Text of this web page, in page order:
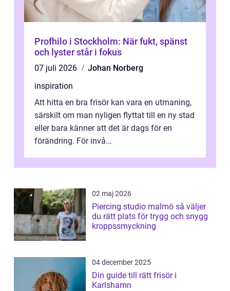
Profhilo i Stockholm: När fukt, spänst
och lyster står i fokus
07 juli 2026
Johan Norberg
inspiration
Att hitta en bra frisör kan vara en utmaning,
särskilt om man nyligen flyttat till en ny stad
eller bara känner att det är dags för en
förändring. För invå...
02 maj 2026
Piercing studio malmö så väljer
du rätt plats för trygg och snygg
kroppssmyckning
04 december 2025
Din guide till rätt frisör i
Karlshamn